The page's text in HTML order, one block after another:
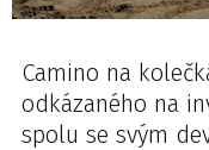
Camino na
odkázaného na
spolu se svým